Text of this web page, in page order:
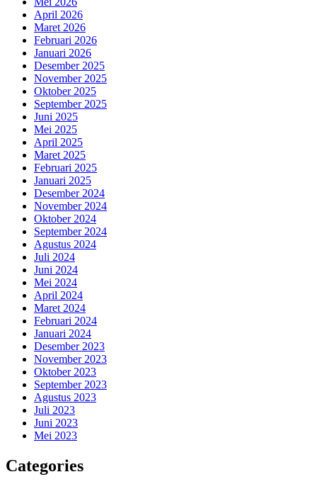
April 2026
Maret 2026
Februari 2026
Januari 2026
Desember 2025
November 2025
Oktober 2025
September 2025
Juni 2025
Mei 2025
April 2025
Maret 2025
Februari 2025
Januari 2025
Desember 2024
November 2024
Oktober 2024
September 2024
Agustus 2024
Juli 2024
Juni 2024
Mei 2024
April 2024
Maret 2024
Februari 2024
Januari 2024
Desember 2023
November 2023
Oktober 2023
September 2023
Agustus 2023
Juli 2023
Juni 2023
Mei 2023
Categories